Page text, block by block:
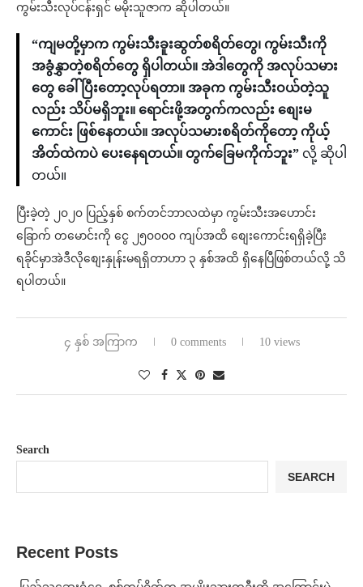
ကွမ်းသီးလုပ်ငန်းရှင် မမိုးသူဇာက ဆိုပါတယ်။
“ကျမတို့မှာက ကွမ်းသီးခူးဆွတ်စရိတ်တွေ၊ ကွမ်းသီးကို
အခွံနွှာတဲ့စရိတ်တွေ ရှိပါတယ်။ အဲဒါတွေကို အလုပ်သမား
တွေ ခေါ်ပြီးတော့လုပ်ရတာ။ အခုက ကွမ်းသီးဝယ်တဲ့သူ
လည်း သိပ်မရှိဘူး။ ရောင်းဖို့အတွက်ကလည်း စျေးမ
ကောင်း ဖြစ်နေတယ်။ အလုပ်သမားစရိတ်ကိုတော့ ကိုယ့်
အိတ်ထဲကပဲ ပေးနေရတယ်။ တွက်ခြေမကိုက်ဘူး” လို့ ဆိုပါ
တယ်။
ပြီးခဲ့တဲ့ ၂၀၂၀ ပြည့်နှစ် စက်တင်ဘာလထဲမှာ ကွမ်းသီးအဟောင်း
ခြောက် တမောင်းကို ငွေ ၂၅၀၀၀၀ ကျပ်အထိ စျေးကောင်းရရှိခဲ့ပြီး
ရခိုင်မှာအဲဒီလိုစျေးနှုန်းမရရှိတာဟာ ၃ နှစ်အထိ ရှိနေပြီဖြစ်တယ်လို့ သိ
ရပါတယ်။
၄ နှစ် အကြာက 0 comments 10 views
Search
SEARCH
Recent Posts